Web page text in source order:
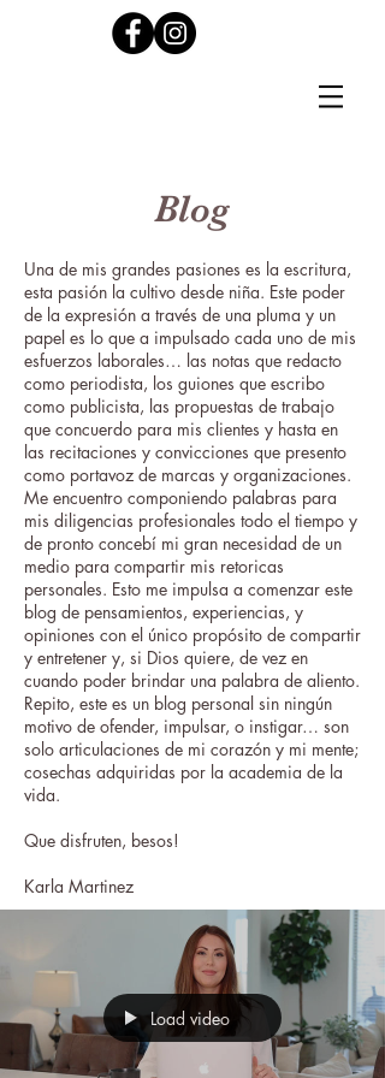
Blog
Una de mis grandes pasiones es la escritura,
esta pasión la cultivo desde niña. Este poder
de la expresión a través de una pluma y un
papel es lo que a impulsado cada uno de mis
esfuerzos laborales… las notas que redacto
como periodista, los guiones que escribo
como publicista, las propuestas de trabajo
que concuerdo para mis clientes y hasta en
las recitaciones y convicciones que presento
como portavoz de marcas y organizaciones.
Me encuentro componiendo palabras para
mis diligencias profesionales todo el tiempo y
de pronto concebí mi gran necesidad de un
medio para compartir mis retoricas
personales. Esto me impulsa a comenzar este
blog de pensamientos, experiencias, y
opiniones con el único propósito de compartir
y entretener y, si Dios quiere, de vez en
cuando poder brindar una palabra de aliento.
Repito, este es un blog personal sin ningún
motivo de ofender, impulsar, o instigar… son
solo articulaciones de mi corazón y mi mente;
cosechas adquiridas por la academia de la
vida.
Que disfruten, besos!
Karla Martinez
Load video